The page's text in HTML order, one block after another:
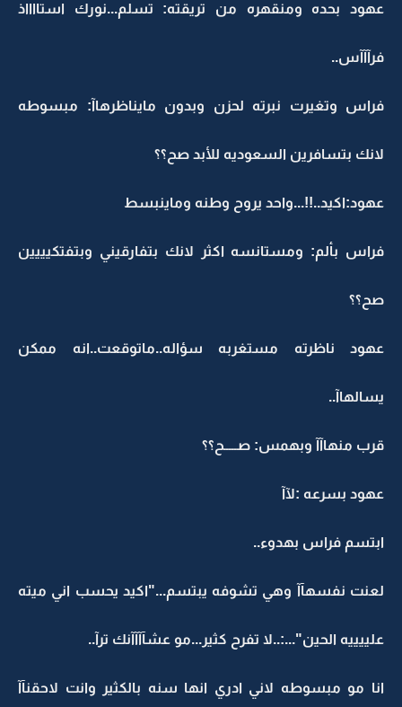
عهود بحده ومنقهره من تريقته: تسلم...نورك استااااذ
فرآآآس..
فراس وتغيرت نبرته لحزن وبدون مايناظرهاآ: مبسوطه
لانك بتسافرين السعوديه للأبد صح؟؟
عهود:اكيد..!!...واحد يروح وطنه وماينبسط
فراس بألم: ومستانسه اكثر لانك بتفارقيني وبتفتكيييين
صح؟؟
عهود ناظرته مستغربه سؤاله..ماتوقعت..انه ممكن
يسالهاآ..
قرب منهاآآ وبهمس: صـــــح؟؟
عهود بسرعه :لآآ
ابتسم فراس بهدوء..
لعنت نفسهآآ وهي تشوفه يبتسم..."اكيد يحسب اني ميته
علييييه الحين"...:..لا تفرح كثير...مو عشآآآآنك ترآ..
انا مو مبسوطه لاني ادري انها سنه بالكثير وانت لاحقنآآ